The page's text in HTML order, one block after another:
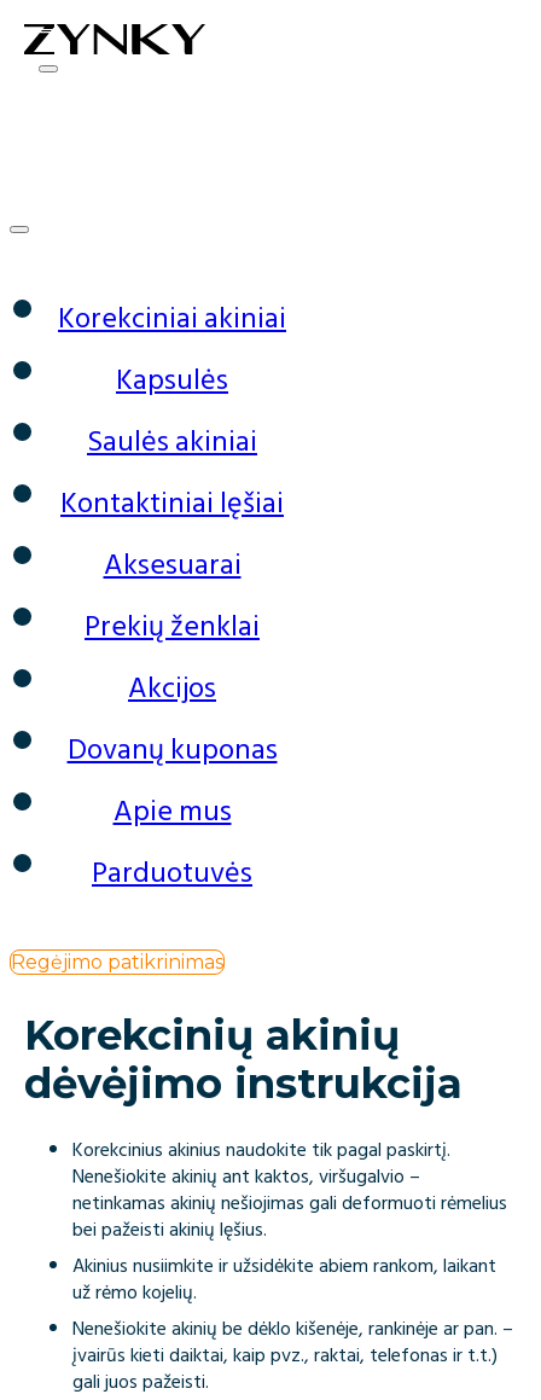
0
Korekciniai akiniai
Kapsulės
Saulės akiniai
Kontaktiniai lęšiai
Aksesuarai
Prekių ženklai
Akcijos
Dovanų kuponas
Apie mus
Parduotuvės
Regėjimo patikrinimas
Korekcinių akinių
dėvėjimo instrukcija
Korekcinius akinius naudokite tik pagal paskirtį.
Nenešiokite akinių ant kaktos, viršugalvio –
netinkamas akinių nešiojimas gali deformuoti rėmelius
bei pažeisti akinių lęšius.
Akinius nusiimkite ir užsidėkite abiem rankom, laikant
už rėmo kojelių.
Nenešiokite akinių be dėklo kišenėje, rankinėje ar pan. –
įvairūs kieti daiktai, kaip pvz., raktai, telefonas ir t.t.)
gali juos pažeisti.